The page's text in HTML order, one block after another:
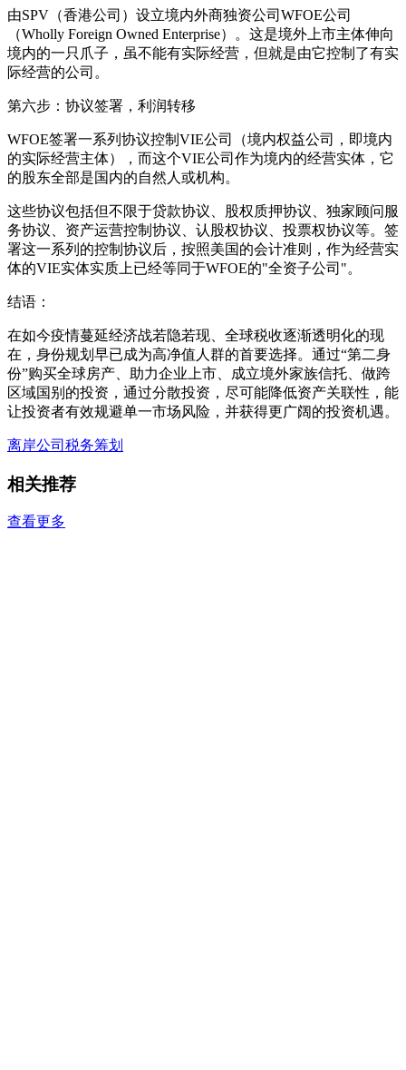
由SPV（香港公司）设立境内外商独资公司WFOE公司
（Wholly Foreign Owned Enterprise）。这是境外上市主体伸向
境内的一只爪子，虽不能有实际经营，但就是由它控制了有实
际经营的公司。
第六步：协议签署，利润转移
WFOE签署一系列协议控制VIE公司（境内权益公司，即境内
的实际经营主体），而这个VIE公司作为境内的经营实体，它
的股东全部是国内的自然人或机构。
这些协议包括但不限于贷款协议、股权质押协议、独家顾问服
务协议、资产运营控制协议、认股权协议、投票权协议等。签
署这一系列的控制协议后，按照美国的会计准则，作为经营实
体的VIE实体实质上已经等同于WFOE的"全资子公司"。
结语：
在如今疫情蔓延经济战若隐若现、全球税收逐渐透明化的现
在，身份规划早已成为高净值人群的首要选择。通过“第二身
份”购买全球房产、助力企业上市、成立境外家族信托、做跨
区域国别的投资，通过分散投资，尽可能降低资产关联性，能
让投资者有效规避单一市场风险，并获得更广阔的投资机遇。
离岸公司 税务筹划
相关推荐
查看更多